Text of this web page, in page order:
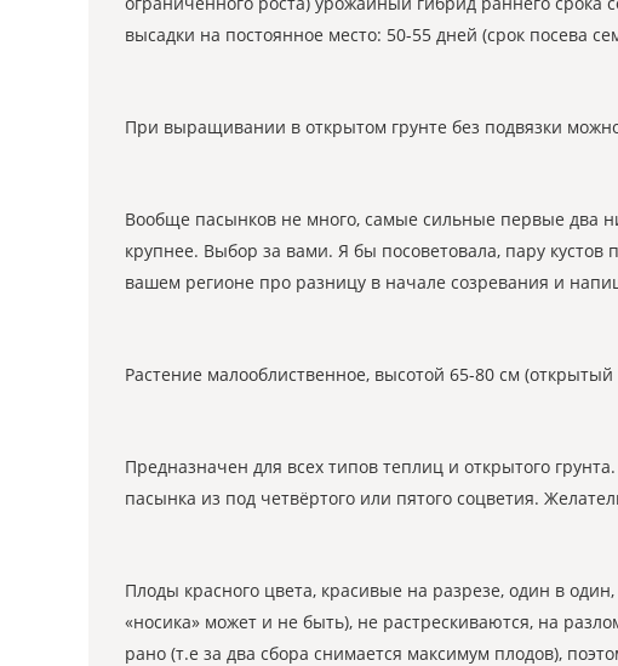
высадки на постоянное место: 50-55 дней (срок посева
При выращивании в открытом грунте без подвязки
Вообще пасынков не много, самые сильные первые два
крупнее. Выбор за вами. Я бы посоветовала, пару
вашем регионе про разницу в начале созревания и
Растение малооблиственное, высотой 65-80 см
Предназначен для всех типов теплиц и открытого
пасынка из под четвёртого или пятого соцветия.
Плоды красного цвета, красивые на разрезе, один в
«носика» может и не быть), не растрескиваются, на
рано (т.е за два сбора снимается максимум плодов),